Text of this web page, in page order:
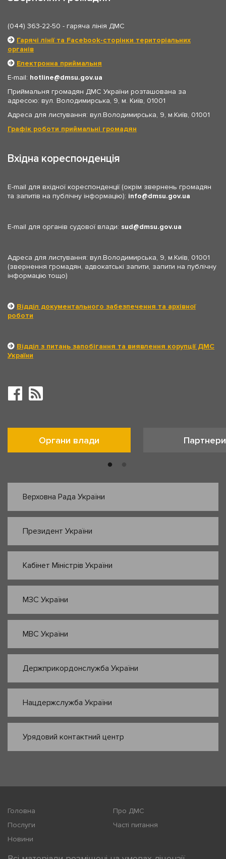
(044) 363-22-50 - гаряча лінія ДМС
Гарячі лінії та Facebook-сторінки територіальних
органів
Електронна приймальня
E-mail: hotline
dmsu.gov.ua
Приймальня громадян ДМС України розташована за
адресою: вул. Володимирська, 9, м. Київ, 01001
Адреса для листування: вул.Володимирська, 9, м.Київ, 01001
Графік роботи приймальні громадян
Вхідна кореспонденція
E-mail для вхідної кореспонденції (окрім звернень громадян
та запитів на публічну інформацію): info dmsu.gov.ua
E-mail для органів судової влади: sud dmsu.gov.ua
Адреса для листування: вул.Володимирська, 9, м.Київ, 01001
(звернення громадян, адвокатські запити, запити на публічну
інформацію тощо)
Відділ документального забезпечення та архівної
роботи
Відділ з питань запобігання та виявлення корупції ДМС
України
Органи влади Партнери
Верховна Рада України
Президент України
Кабінет Міністрів України
МЗС України
МВС України
Держприкордонслужба України
Нацдержслужба України
Урядовий контактний центр
Головна
Про ДМС
Послуги
Часті питання
Новини